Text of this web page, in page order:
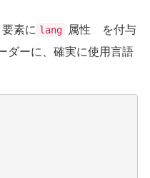
素に lang
属性 を付与
ダーに、確実に使用言語